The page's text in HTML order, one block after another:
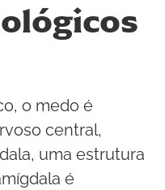
o medo é
central,
uma estrutura
é